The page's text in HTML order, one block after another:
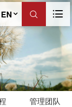
EN
管理团队